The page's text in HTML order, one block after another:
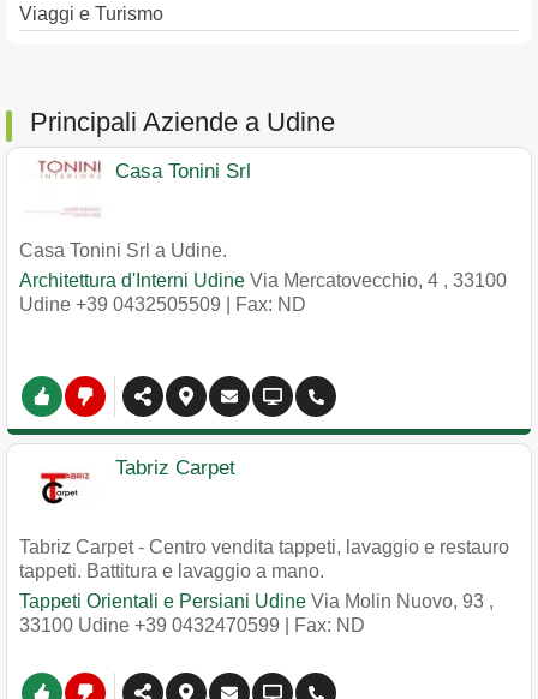
Viaggi e Turismo
Principali Aziende a Udine
Casa Tonini Srl
Casa Tonini Srl a Udine.
Architettura d'Interni Udine Via Mercatovecchio, 4 , 33100
Udine +39 0432505509 | Fax: ND
Tabriz Carpet
Tabriz Carpet - Centro vendita tappeti, lavaggio e restauro
tappeti. Battitura e lavaggio a mano.
Tappeti Orientali e Persiani Udine Via Molin Nuovo, 93 ,
33100 Udine +39 0432470599 | Fax: ND